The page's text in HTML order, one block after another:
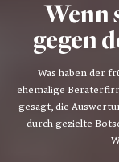
Wenn
gegen
Was haben der
ehemalige
gesagt, die
durch gezielte